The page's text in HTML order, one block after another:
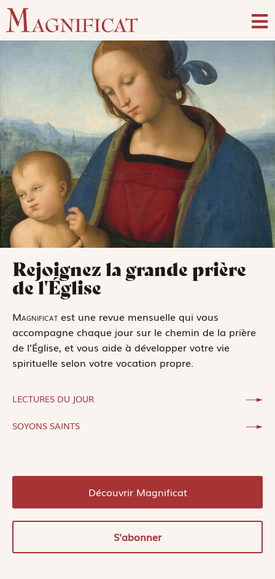
Rejoignez la grande prière
de l'Église
Magnificat est une revue mensuelle qui vous
accompagne chaque jour sur le chemin de la prière
de l’Église, et vous aide à développer votre vie
spirituelle selon votre vocation propre.
LECTURES DU JOUR
SOYONS SAINTS
Découvrir Magnificat
S'abonner